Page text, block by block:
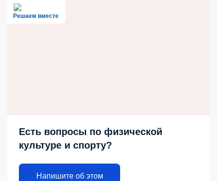
Решаем вместе
Есть вопросы по физической
культуре и спорту?
Напишите об этом